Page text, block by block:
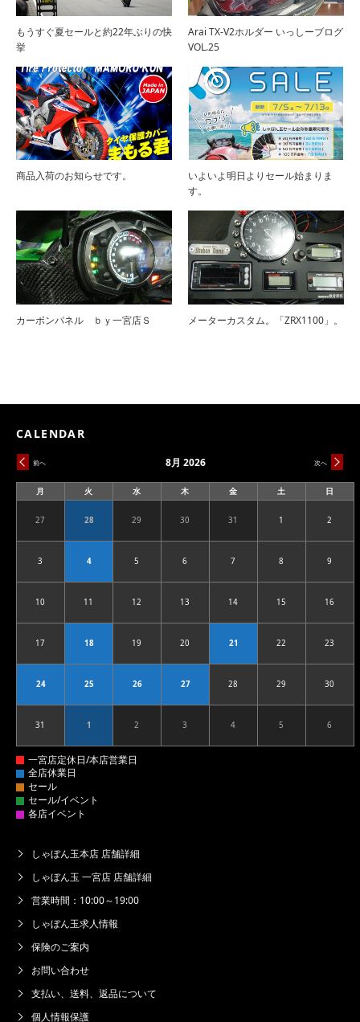
もうすぐ夏セールと約22年ぶりの快
挙
Arai TX-V2ホルダー いっしーブログ
VOL.25
商品入荷のお知らせです。
いよいよ明日よりセール始まりま
す。
カーボンパネル ｂｙ一宮店Ｓ メーターカスタム。「ZRX1100」。
CALENDAR
前へ 次へ
8月 2026
月
曜
火
曜
水
曜
木
曜
金
曜
土
曜
日
曜
272026.07.27 282026.07.28 292026.07.29 302026.07.30 312026.07.31 12026.08.01 2
32026.08.03 42026.08.04 52026.08.05 62026.08.06 72026.08.07 82026.08.08 9
102026.08.10 112026.08.11 122026.08.12 132026.08.13 142026.08.14 152026.08.15 16
172026.08.17 182026.08.18 192026.08.19 202026.08.20 212026.08.21 222026.08.22 23
242026.08.24 252026.08.25 262026.08.26 272026.08.27 282026.08.28 292026.08.29 30
312026.08.31 12026.09.01 22026.09.02 32026.09.03 42026.09.04 52026.09.05 6
しゃぼん玉本店 店舗詳細
しゃぼん玉 一宮店 店舗詳細
営業時間：10:00～19:00
しゃぼん玉求人情報
保険のご案内
お問い合わせ
支払い、送料、返品について
個人情報保護